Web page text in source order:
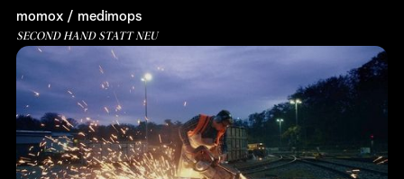
momox / medimops
SECOND HAND STATT NEU